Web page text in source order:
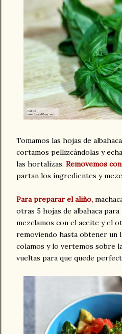
Tomamos las hojas de
cortamos pellizcándolas y
las hortalizas. Removemos
partan los ingredientes y
Para preparar el aliño,
otras 5 hojas de albahaca
mezclamos con el aceite y el
removiendo hasta obtener un
colamos y lo vertemos sobre
vueltas para que quede